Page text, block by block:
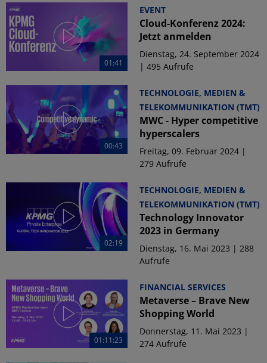
01:41
EVENT
Cloud-Konferenz 2024:
Jetzt anmelden
Dienstag, 24. September 2024
| 495 Aufrufe
00:43
TECHNOLOGIE, MEDIEN &
TELEKOMMUNIKATION (TMT)
MWC - Hyper competitive
hyperscalers
Freitag, 09. Februar 2024 |
279 Aufrufe
02:19
TECHNOLOGIE, MEDIEN &
TELEKOMMUNIKATION (TMT)
Technology Innovator
2023 in Germany
Dienstag, 16. Mai 2023 | 288
Aufrufe
01:11:23
FINANCIAL SERVICES
Metaverse – Brave New
Shopping World
Donnerstag, 11. Mai 2023 |
274 Aufrufe